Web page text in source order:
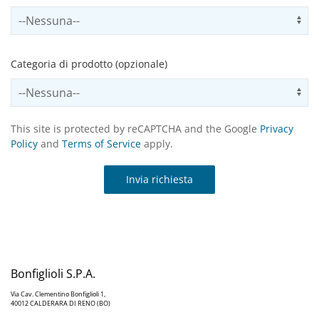
Select country
Categoria di prodotto (opzionale)
Select productCategory
This site is protected by reCAPTCHA and the Google Privacy
Policy and Terms of Service apply.
Invia richiesta
Bonfiglioli S.P.A.
Via Cav. Clementino Bonfiglioli 1,
40012 CALDERARA DI RENO (BO)